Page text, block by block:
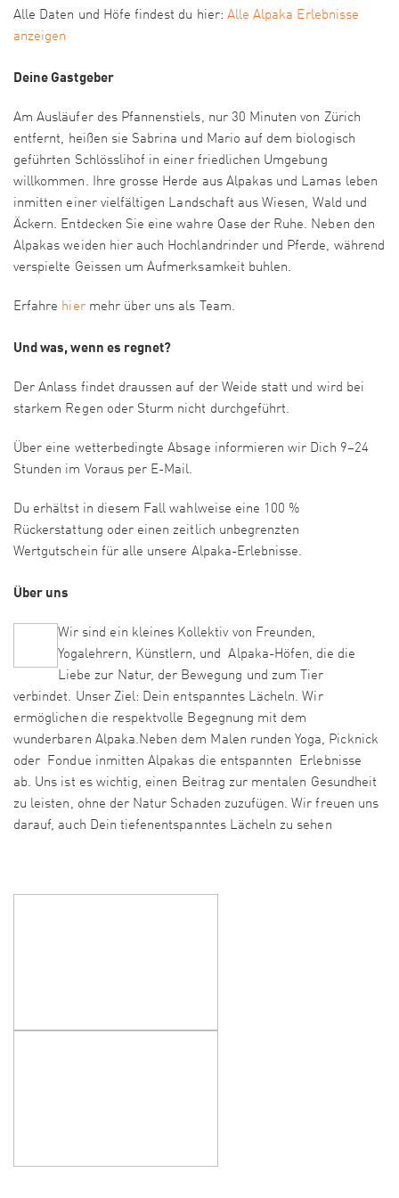
Alle Daten und Höfe findest du hier: Alle Alpaka Erlebnisse
anzeigen
Deine Gastgeber
Am Ausläufer des Pfannenstiels, nur 30 Minuten von Zürich
entfernt, heißen sie Sabrina und Mario auf dem biologisch
geführten Schlösslihof in einer friedlichen Umgebung
willkommen. Ihre grosse Herde aus Alpakas und Lamas leben
inmitten einer vielfältigen Landschaft aus Wiesen, Wald und
Äckern. Entdecken Sie eine wahre Oase der Ruhe. Neben den
Alpakas weiden hier auch Hochlandrinder und Pferde, während
verspielte Geissen um Aufmerksamkeit buhlen.
Erfahre hiermehr über uns als Team.
Und was, wenn es regnet?
Der Anlass findet draussen auf der Weide statt und wird bei
starkem Regen oder Sturm nicht durchgeführt.
Über eine wetterbedingte Absage informieren wir Dich 9–24
Stunden im Voraus per E-Mail.
Du erhältst in diesem Fall wahlweise eine 100 %
Rückerstattung oder einen zeitlich unbegrenzten
Wertgutschein für alle unsere Alpaka-Erlebnisse.
Über uns
Wir sind ein kleines Kollektiv von Freunden,
Yogalehrern, Künstlern, und Alpaka-Höfen, die die
Liebe zur Natur, der Bewegung und zum Tier
verbindet. Unser Ziel: Dein entspanntes Lächeln. Wir
ermöglichen die respektvolle Begegnung mit dem
wunderbaren Alpaka.Neben dem Malen runden Yoga, Picknick
oder Fondue inmitten Alpakas die entspannten Erlebnisse
ab. Uns ist es wichtig, einen Beitrag zur mentalen Gesundheit
zu leisten, ohne der Natur Schaden zuzufügen. Wir freuen uns
darauf, auch Dein tiefenentspanntes Lächeln zu sehen